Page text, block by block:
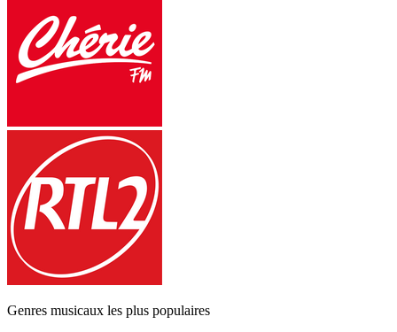
Genres musicaux les plus populaires